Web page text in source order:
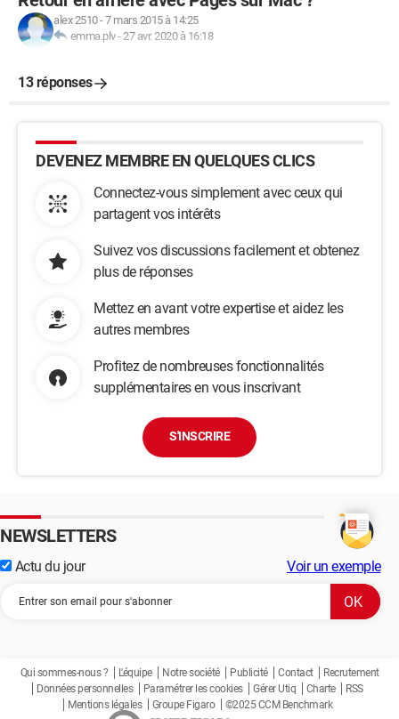
alex 2510-7 mars 2015 à 14:25
emma.plv-27 avr. 2020 à 16:18
13 réponses
DEVENEZ MEMBRE EN QUELQUES CLICS
Connectez-vous simplement avec ceux qui
partagent vos intérêts
Suivez vos discussions facilement et obtenez
plus de réponses
Mettez en avant votre expertise et aidez les
autres membres
Profitez de nombreuses fonctionnalités
supplémentaires en vous inscrivant
S'INSCRIRE
NEWSLETTERS
Actu du jour Voir un exemple
Qui sommes-nous ? L'équipe Notre société Publicité Contact
Recrutement
Données personnelles
Paramétrer les cookies Gérer Utiq Charte
RSS
Mentions légales
Groupe Figaro ©2025 CCM Benchmark